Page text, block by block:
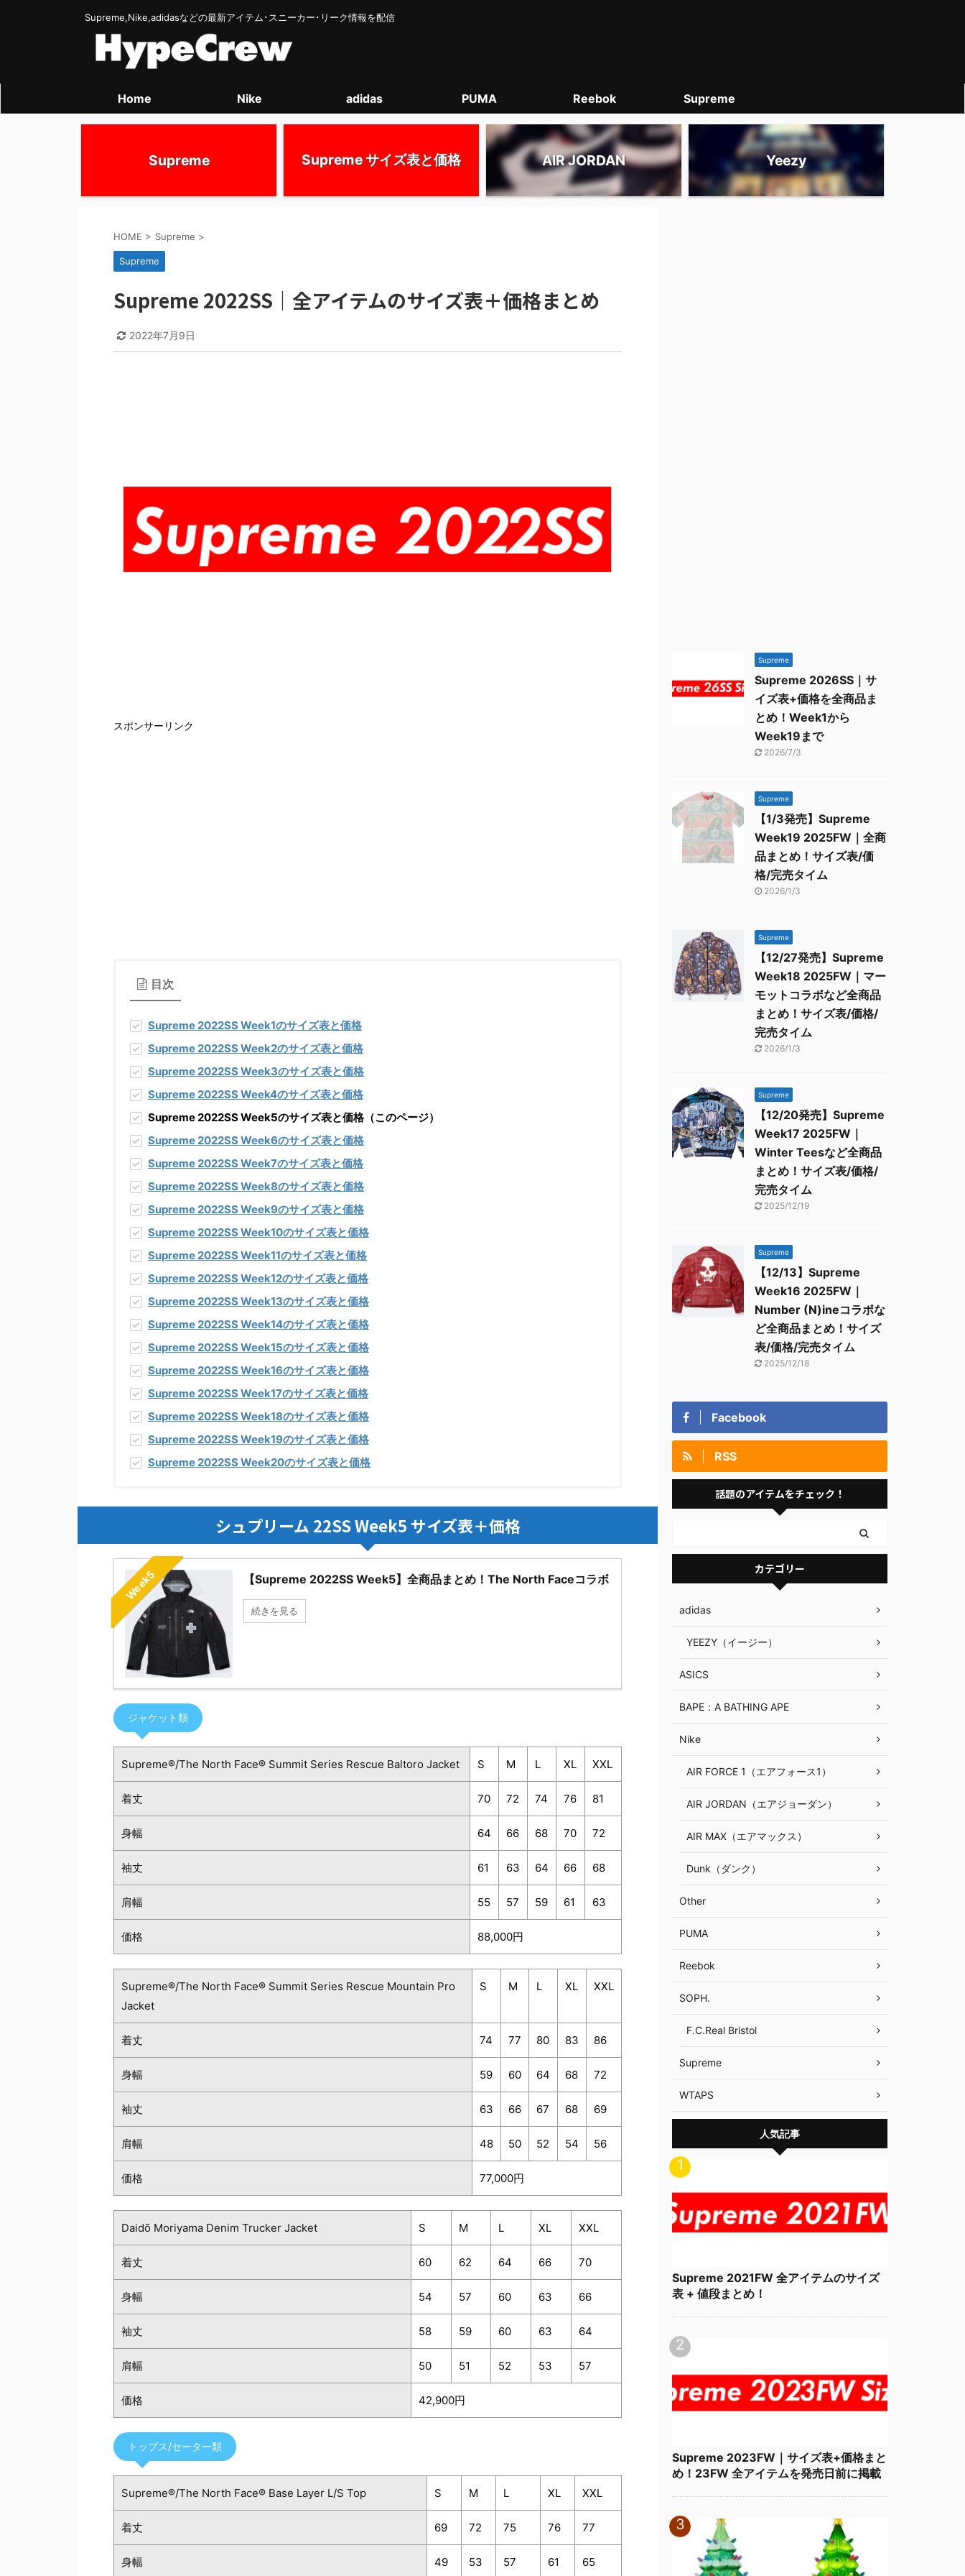
Supreme,Nike,adidasなどの最新アイテム･スニーカー･リーク情報を配信
Home Nike adidas PUMA Reebok Supreme
Supreme Supreme サイズ表と価格 AIR JORDAN Yeezy
HOME > Supreme >
Supreme
Supreme 2022SS｜全アイテムのサイズ表＋価格まとめ
2022年7月9日
スポンサーリンク
目次
Supreme 2022SS Week1のサイズ表と価格
Supreme 2022SS Week2のサイズ表と価格
Supreme 2022SS Week3のサイズ表と価格
Supreme 2022SS Week4のサイズ表と価格
Supreme 2022SS Week5のサイズ表と価格（このページ）
Supreme 2022SS Week6のサイズ表と価格
Supreme 2022SS Week7のサイズ表と価格
Supreme 2022SS Week8のサイズ表と価格
Supreme 2022SS Week9のサイズ表と価格
Supreme 2022SS Week10のサイズ表と価格
Supreme 2022SS Week11のサイズ表と価格
Supreme 2022SS Week12のサイズ表と価格
Supreme 2022SS Week13のサイズ表と価格
Supreme 2022SS Week14のサイズ表と価格
Supreme 2022SS Week15のサイズ表と価格
Supreme 2022SS Week16のサイズ表と価格
Supreme 2022SS Week17のサイズ表と価格
Supreme 2022SS Week18のサイズ表と価格
Supreme 2022SS Week19のサイズ表と価格
Supreme 2022SS Week20のサイズ表と価格
シュプリーム 22SS Week5 サイズ表＋価格
Week5 【Supreme 2022SS Week5】全商品まとめ！The North Faceコラボ
続きを見る
ジャケット類
Supreme®/The North Face® Summit Series Rescue Baltoro Jacket S M L XL XXL
着丈 70 72 74 76 81
身幅 64 66 68 70 72
袖丈 61 63 64 66 68
肩幅 55 57 59 61 63
価格 88,000円
Supreme®/The North Face® Summit Series Rescue Mountain Pro
Jacket
S M L XL XXL
着丈 74 77 80 83 86
身幅 59 60 64 68 72
袖丈 63 66 67 68 69
肩幅 48 50 52 54 56
価格 77,000円
Daidō Moriyama Denim Trucker Jacket S M L XL XXL
着丈 60 62 64 66 70
身幅 54 57 60 63 66
袖丈 58 59 60 63 64
肩幅 50 51 52 53 57
価格 42,900円
トップス/セーター類
Supreme®/The North Face® Base Layer L/S Top S M L XL XXL
着丈 69 72 75 76 77
身幅 49 53 57 61 65
Supreme
Supreme 2026SS｜サ
イズ表+価格を全商品ま
とめ！Week1から
Week19まで
2026/7/3
Supreme
【1/3発売】Supreme
Week19 2025FW｜全商
品まとめ！サイズ表/価
格/完売タイム
2026/1/3
Supreme
【12/27発売】Supreme
Week18 2025FW｜マー
モットコラボなど全商品
まとめ！サイズ表/価格/
完売タイム
2026/1/3
Supreme
【12/20発売】Supreme
Week17 2025FW｜
Winter Teesなど全商品
まとめ！サイズ表/価格/
完売タイム
2025/12/19
Supreme
【12/13】Supreme
Week16 2025FW｜
Number (N)ineコラボな
ど全商品まとめ！サイズ
表/価格/完売タイム
2025/12/18
Facebook
RSS
話題のアイテムをチェック！
カテゴリー
adidas
YEEZY（イージー）
ASICS
BAPE：A BATHING APE
Nike
AIR FORCE 1（エアフォース1）
AIR JORDAN（エアジョーダン）
AIR MAX（エアマックス）
Dunk（ダンク）
Other
PUMA
Reebok
SOPH.
F.C.Real Bristol
Supreme
WTAPS
人気記事
Supreme 2021FW 全アイテムのサイズ
表 + 値段まとめ！
Supreme 2023FW｜サイズ表+価格まと
め！23FW 全アイテムを発売日前に掲載